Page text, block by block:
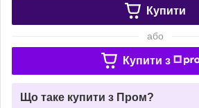
Купити
або
Купити з
Що таке купити з Пром?